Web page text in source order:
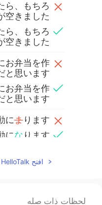
ら、もちろ
きました。
ら、もちろ
きました。
お弁当を作
思います。
お弁当を作
思います。
にまります。
にな ります。
Joseph Findlay
افتح HelloTalk للانضمام الى المحادثة
لحظات ذات صله